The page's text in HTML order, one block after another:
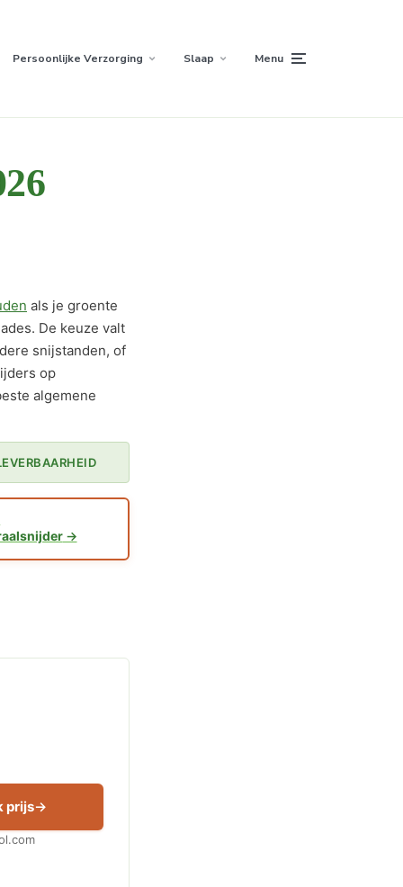
Persoonlijke Verzorging Slaap Menu
als je groente
De keuze valt
snijstanden, of
op
algemene
prijs